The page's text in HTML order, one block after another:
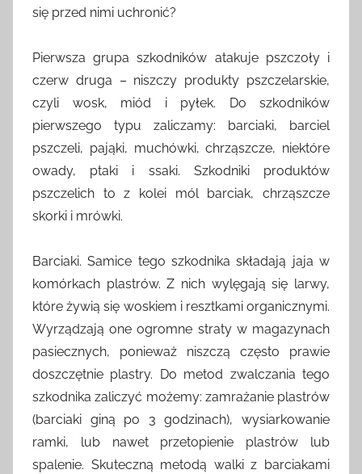
n
się przed nimi uchronić?
Pierwsza grupa szkodników atakuje pszczoły i
czerw druga – niszczy produkty pszczelarskie,
czyli wosk, miód i pyłek. Do szkodników
pierwszego typu zaliczamy: barciaki, barciel
pszczeli, pająki, muchówki, chrząszcze, niektóre
owady, ptaki i ssaki. Szkodniki produktów
pszczelich to z kolei mól barciak, chrząszcze
skorki i mrówki.
Barciaki. Samice tego szkodnika składają jaja w
komórkach plastrów. Z nich wylęgają się larwy,
które żywią się woskiem i resztkami organicznymi.
Wyrządzają one ogromne straty w magazynach
pasiecznych, ponieważ niszczą często prawie
doszczętnie plastry. Do metod zwalczania tego
szkodnika zaliczyć możemy: zamrażanie plastrów
(barciaki giną po 3 godzinach), wysiarkowanie
ramki, lub nawet przetopienie plastrów lub
spalenie. Skuteczną metodą walki z barciakami